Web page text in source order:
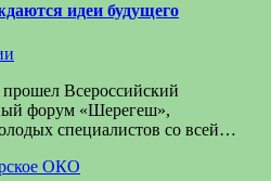
идеи будущего
Всероссийский
форум «Шерегеш»,
специалистов со всей…
ОКО